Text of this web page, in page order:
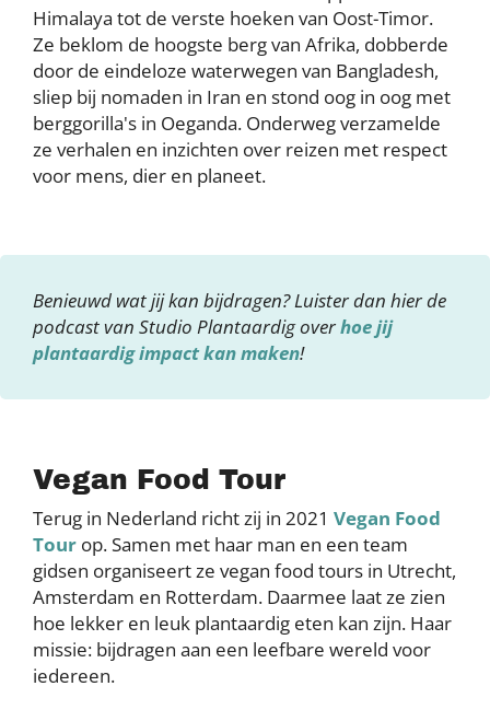
Himalaya tot de verste hoeken van Oost-Timor.
Ze beklom de hoogste berg van Afrika, dobberde
door de eindeloze waterwegen van Bangladesh,
sliep bij nomaden in Iran en stond oog in oog met
berggorilla's in Oeganda. Onderweg verzamelde
ze verhalen en inzichten over reizen met respect
voor mens, dier en planeet.
Benieuwd wat jij kan bijdragen? Luister dan hier de
podcast van Studio Plantaardig overhoe jij
plantaardig impact kan maken!
Vegan Food Tour
Terug in Nederland richt zij in 2021 Vegan Food
Tour op. Samen met haar man en een team
gidsen organiseert ze vegan food tours in Utrecht,
Amsterdam en Rotterdam. Daarmee laat ze zien
hoe lekker en leuk plantaardig eten kan zijn. Haar
missie: bijdragen aan een leefbare wereld voor
iedereen.